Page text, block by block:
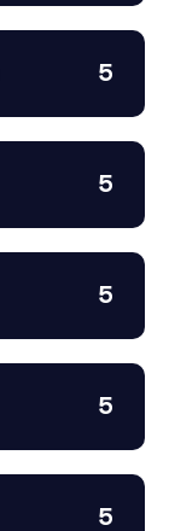
5
5
5
5
5